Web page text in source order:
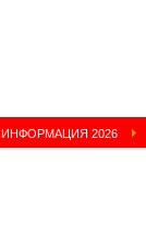
ИНФОРМАЦИЯ 2026